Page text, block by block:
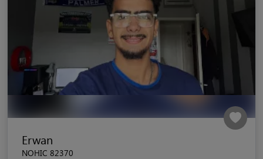
Erwan
NOHIC 82370